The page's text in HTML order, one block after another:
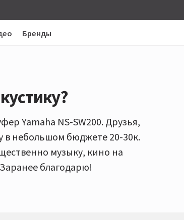
Бренды
Yamaha NS-SW200. Друзья,
в небольшом бюджете 20-30к.
музыку, кино на
благодарю!